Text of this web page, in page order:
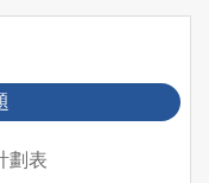
劃表